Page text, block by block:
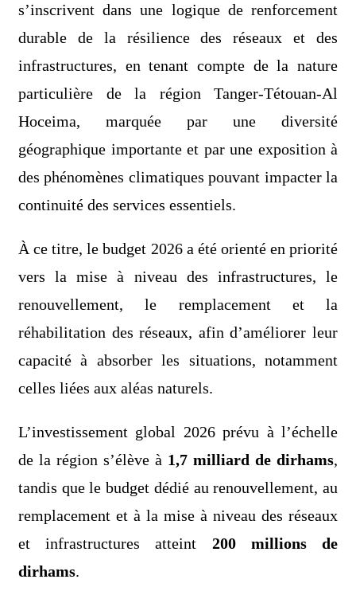
s’inscrivent dans une logique de renforcement
durable de la résilience des réseaux et des
infrastructures, en tenant compte de la nature
particulière de la région Tanger-Tétouan-Al
Hoceima, marquée par une diversité
géographique importante et par une exposition à
des phénomènes climatiques pouvant impacter la
continuité des services essentiels.
À ce titre, le budget 2026 a été orienté en priorité
vers la mise à niveau des infrastructures, le
renouvellement, le remplacement et la
réhabilitation des réseaux, afin d’améliorer leur
capacité à absorber les situations, notamment
celles liées aux aléas naturels.
L’investissement global 2026 prévu à l’échelle
de la région s’élève à 1,7 milliard de dirhams,
tandis que le budget dédié au renouvellement, au
remplacement et à la mise à niveau des réseaux
et infrastructures atteint 200 millions de
dirhams.